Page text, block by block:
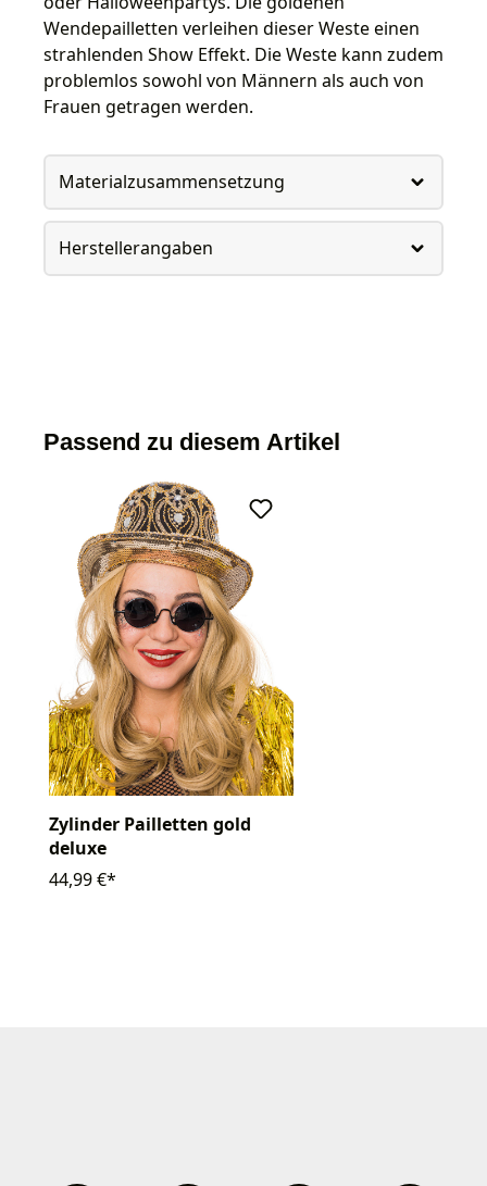
Wendepailletten verleihen dieser Weste einen
strahlenden Show Effekt. Die Weste kann zudem
problemlos sowohl von Männern als auch von
Frauen getragen werden.
Materialzusammensetzung
Herstellerangaben
Passend zu diesem Artikel
Zylinder Pailletten gold
deluxe
44,99 €*